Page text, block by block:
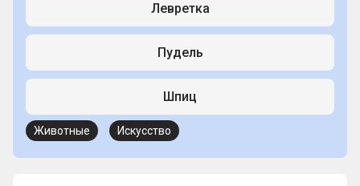
Левретка
Пудель
Шпиц
Животные Искусство